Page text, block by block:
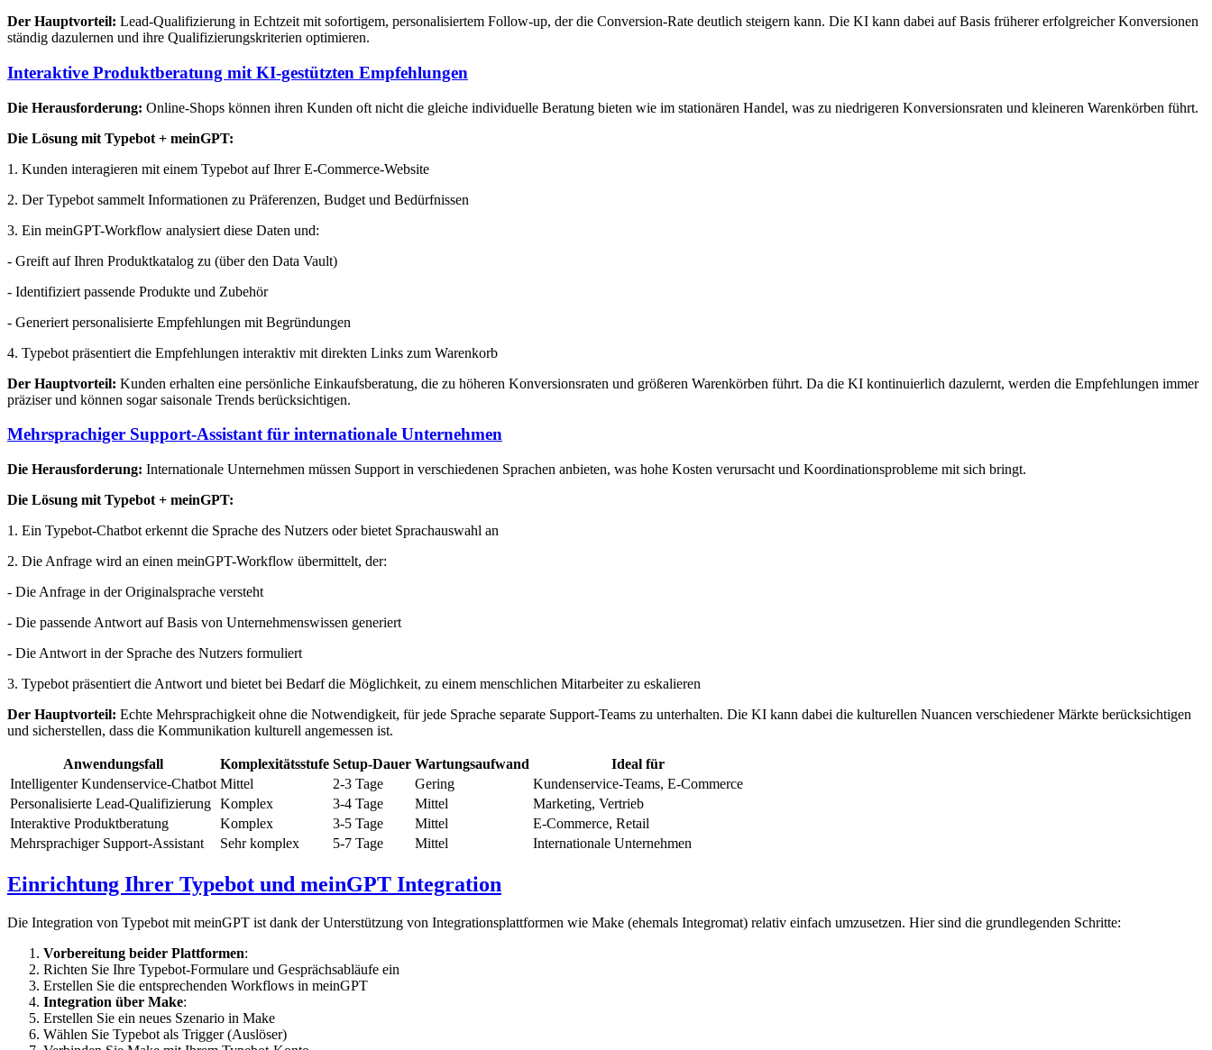
Der Hauptvorteil: Lead-Qualifizierung in Echtzeit mit sofortigem, personalisiertem Follow-up, der die Conversion-Rate deutlich steigern kann. Die KI kann dabei auf Basis früherer erfolgreicher Konversionen
ständig dazulernen und ihre Qualifizierungskriterien optimieren.
Interaktive Produktberatung mit KI-gestützten Empfehlungen
Die Herausforderung: Online-Shops können ihren Kunden oft nicht die gleiche individuelle Beratung bieten wie im stationären Handel, was zu niedrigeren Konversionsraten und kleineren Warenkörben führt.
Die Lösung mit Typebot + meinGPT:
1. Kunden interagieren mit einem Typebot auf Ihrer E-Commerce-Website
2. Der Typebot sammelt Informationen zu Präferenzen, Budget und Bedürfnissen
3. Ein meinGPT-Workflow analysiert diese Daten und:
- Greift auf Ihren Produktkatalog zu (über den Data Vault)
- Identifiziert passende Produkte und Zubehör
- Generiert personalisierte Empfehlungen mit Begründungen
4. Typebot präsentiert die Empfehlungen interaktiv mit direkten Links zum Warenkorb
Der Hauptvorteil: Kunden erhalten eine persönliche Einkaufsberatung, die zu höheren Konversionsraten und größeren Warenkörben führt. Da die KI kontinuierlich dazulernt, werden die Empfehlungen immer
präziser und können sogar saisonale Trends berücksichtigen.
Mehrsprachiger Support-Assistant für internationale Unternehmen
Die Herausforderung: Internationale Unternehmen müssen Support in verschiedenen Sprachen anbieten, was hohe Kosten verursacht und Koordinationsprobleme mit sich bringt.
Die Lösung mit Typebot + meinGPT:
1. Ein Typebot-Chatbot erkennt die Sprache des Nutzers oder bietet Sprachauswahl an
2. Die Anfrage wird an einen meinGPT-Workflow übermittelt, der:
- Die Anfrage in der Originalsprache versteht
- Die passende Antwort auf Basis von Unternehmenswissen generiert
- Die Antwort in der Sprache des Nutzers formuliert
3. Typebot präsentiert die Antwort und bietet bei Bedarf die Möglichkeit, zu einem menschlichen Mitarbeiter zu eskalieren
Der Hauptvorteil: Echte Mehrsprachigkeit ohne die Notwendigkeit, für jede Sprache separate Support-Teams zu unterhalten. Die KI kann dabei die kulturellen Nuancen verschiedener Märkte berücksichtigen
und sicherstellen, dass die Kommunikation kulturell angemessen ist.
Anwendungsfall Komplexitätsstufe Setup-Dauer Wartungsaufwand
Ideal für
Intelligenter Kundenservice-Chatbot Mittel 2-3 Tage Gering
Kundenservice-Teams, E-Commerce
Personalisierte Lead-Qualifizierung Komplex 3-4 Tage Mittel
Marketing, Vertrieb
Interaktive Produktberatung
Komplex 3-5 Tage Mittel
E-Commerce, Retail
Mehrsprachiger Support-Assistant
Sehr komplex 5-7 Tage Mittel Internationale Unternehmen
Einrichtung Ihrer Typebot und meinGPT Integration
Die Integration von Typebot mit meinGPT ist dank der Unterstützung von Integrationsplattformen wie Make (ehemals Integromat) relativ einfach umzusetzen. Hier sind die grundlegenden Schritte:
Vorbereitung beider Plattformen:
Richten Sie Ihre Typebot-Formulare und Gesprächsabläufe ein
Erstellen Sie die entsprechenden Workflows in meinGPT
Integration über Make:
Erstellen Sie ein neues Szenario in Make
Wählen Sie Typebot als Trigger (Auslöser)